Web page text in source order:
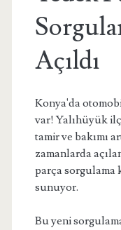
Açıldı
Konya'da
var! Yalıhüyük
tamir ve bakımı
zamanlarda
parça sorgulama
sunuyor.
Bu yeni